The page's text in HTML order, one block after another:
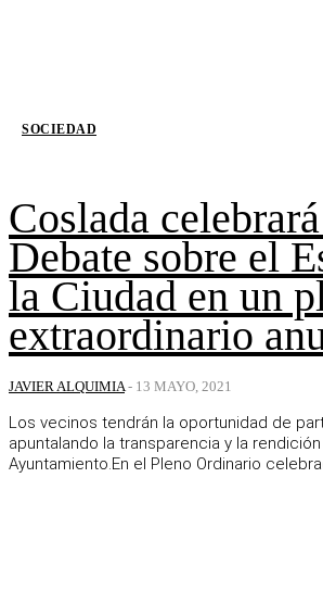
SOCIEDAD
Coslada
Debate sobre el
la Ciudad en un
extraordinario
JAVIER ALQUIMIA - 13 MAYO, 2021
Los vecinos tendrán la oportunidad de
apuntalando la transparencia y la
Ayuntamiento.En el Pleno Ordinario